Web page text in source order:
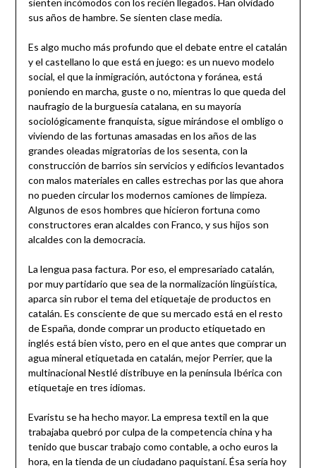
sus años de hambre. Se sienten clase media.
Es algo mucho más profundo que el debate entre el catalán
y el castellano lo que está en juego: es un nuevo modelo
social, el que la inmigración, autóctona y foránea, está
poniendo en marcha, guste o no, mientras lo que queda del
naufragio de la burguesía catalana, en su mayoría
sociológicamente franquista, sigue mirándose el ombligo o
viviendo de las fortunas amasadas en los años de las
grandes oleadas migratorias de los sesenta, con la
construcción de barrios sin servicios y edificios levantados
con malos materiales en calles estrechas por las que ahora
no pueden circular los modernos camiones de limpieza.
Algunos de esos hombres que hicieron fortuna como
constructores eran alcaldes con Franco, y sus hijos son
alcaldes con la democracia.
La lengua pasa factura. Por eso, el empresariado catalán,
por muy partidario que sea de la normalización lingüística,
aparca sin rubor el tema del etiquetaje de productos en
catalán. Es consciente de que su mercado está en el resto
de España, donde comprar un producto etiquetado en
inglés está bien visto, pero en el que antes que comprar un
agua mineral etiquetada en catalán, mejor Perrier, que la
multinacional Nestlé distribuye en la península Ibérica con
etiquetaje en tres idiomas.
Evaristu se ha hecho mayor. La empresa textil en la que
trabajaba quebró por culpa de la competencia china y ha
tenido que buscar trabajo como contable, a ocho euros la
hora, en la tienda de un ciudadano paquistaní. Ésa sería hoy